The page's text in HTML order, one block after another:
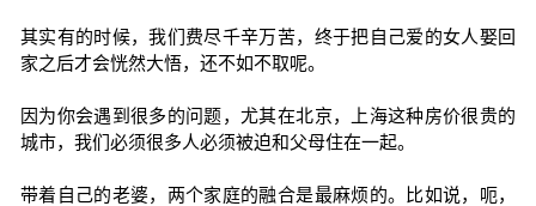
其实有的时候，我们费尽千辛万苦，终于把自己爱的女人娶回
家之后才会恍然大悟，还不如不取呢。
因为你会遇到很多的问题，尤其在北京，上海这种房价很贵的
城市，我们必须很多人必须被迫和父母住在一起。
带着自己的老婆，两个家庭的融合是最麻烦的。比如说，呃，